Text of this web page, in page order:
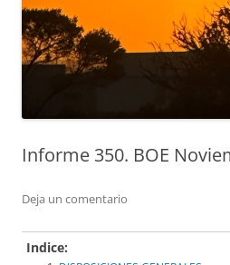
Informe 350. BOE
Deja un comentario
Indice: